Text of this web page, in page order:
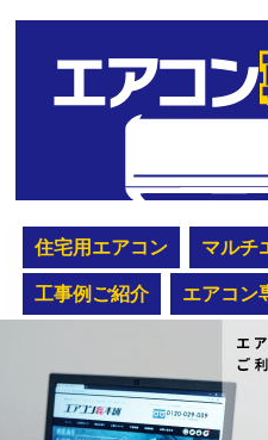
住宅用エアコン マルチ
工事例ご紹介 エアコン